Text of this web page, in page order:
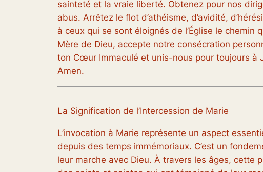
sainteté et la vraie liberté. Obtenez pour nos
abus. Arrêtez le flot d’athéisme, d’avidité,
à ceux qui se sont éloignés de l’Église le chemin
Mère de Dieu, accepte notre consécration
ton Cœur Immaculé et unis-nous pour toujours à
Amen.
La Signification de l’Intercession de Marie
L’invocation à Marie représente un aspect
depuis des temps immémoriaux. C’est un
leur marche avec Dieu. À travers les âges, cette